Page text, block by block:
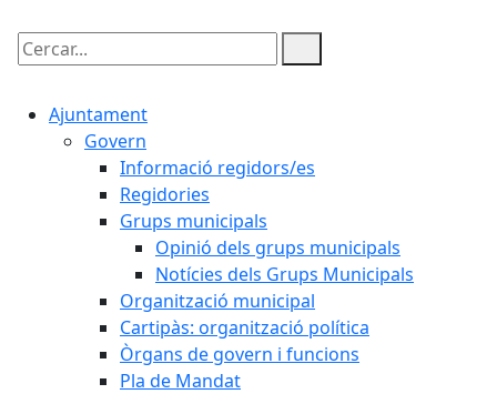
Cercar:
Ajuntament
Govern
Informació regidors/es
Regidories
Grups municipals
Opinió dels grups municipals
Notícies dels Grups Municipals
Organització municipal
Cartipàs: organització política
Òrgans de govern i funcions
Pla de Mandat